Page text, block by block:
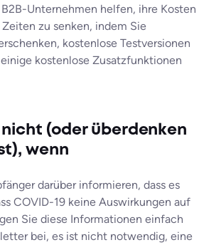
Unternehmen helfen, ihre Kosten
zu senken, indem Sie
kostenlose Testversionen
kostenlose Zusatzfunktionen
nicht (oder überdenken
wenn
darüber informieren, dass es
COVID-19 keine Auswirkungen auf
Sie diese Informationen einfach
bei, es ist nicht notwendig, eine